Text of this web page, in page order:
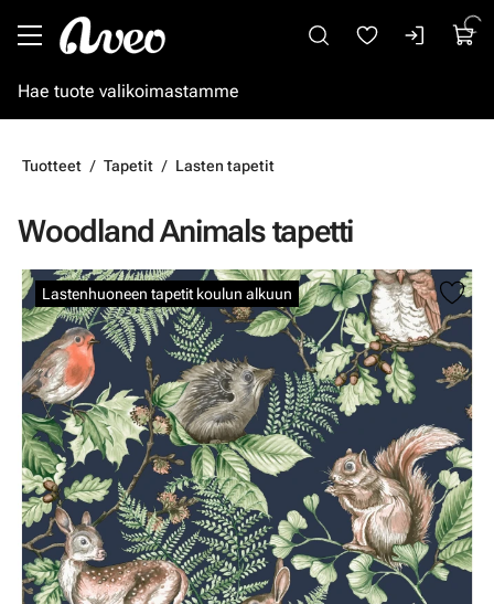
Tuotteet Tapetit Lasten tapetit
Woodland Animals tapetti
Lastenhuoneen tapetit koulun alkuun
Ohita kuvat